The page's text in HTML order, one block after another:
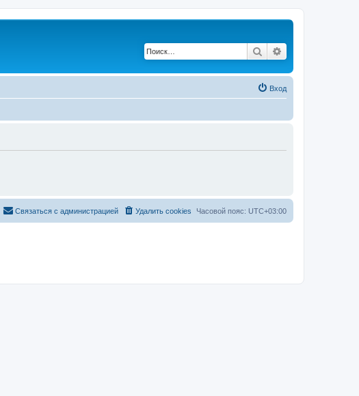
Поиск
Вход
Часовой пояс: UTC+03:00
Удалить cookies
Связаться с администрацией